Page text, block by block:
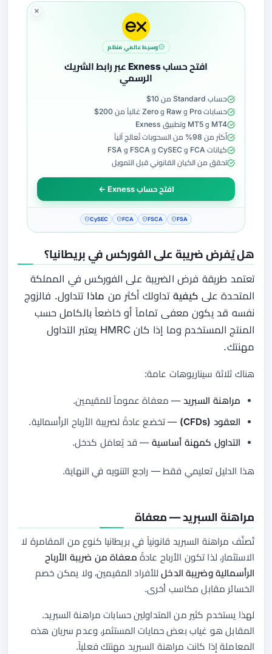
وسيط عالمي منظم
افتح حساب Exness عبر رابط الشريك
الرسمي
حساب Standard من 10$
حسابات Pro و Raw و Zero غالباً من 200$
MT4 و MT5 وتطبيق Exness
أكثر من 98% من السحوبات تُعالج آلياً
كيانات FCA و CySEC و FSCA و FSA
تحقق من الكيان القانوني قبل التمويل
افتح حساب Exness ←
CySEC FCA FSCA FSA
هل يُفرض ضريبة على الفوركس في بريطانيا؟
تعتمد طريقة فرض الضريبة على الفوركس في المملكة
المتحدة على كيفية تداولك أكثر من ماذا تتداول. فالزوج
نفسه قد يكون معفى تماماً أو خاضعاً بالكامل حسب
المنتج المستخدم وما إذا كان HMRC يعتبر التداول
مهنتك.
هناك ثلاثة سيناريوهات عامة:
مراهنة السبريد — معفاة عموماً للمقيمين.
العقود (CFDs)
— تخضع عادةً لضريبة الأرباح الرأسمالية.
التداول كمهنة أساسية — قد يُعامَل كدخل.
هذا الدليل تعليمي فقط — راجع التنويه في النهاية.
مراهنة السبريد — معفاة
تُصنَّف مراهنة السبريد قانونياً في بريطانيا كنوع من المقامرة لا
الاستثمار، لذا تكون الأرباح عادةً معفاة من ضريبة الأرباح
الرأسمالية وضريبة الدخلللأفراد المقيمين، ولا يمكن خصم
الخسائر مقابل مكاسب أخرى.
لهذا يستخدم كثير من المتداولين حسابات مراهنة السبريد.
المقابل هو غياب بعض حمايات المستثمر، وعدم سريان هذه
المعاملة إذا كانت مراهنة السبريد مهنتك فعلياً.